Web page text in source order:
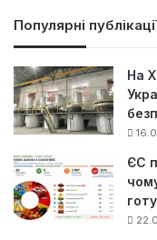
Популярні
На
ЄС